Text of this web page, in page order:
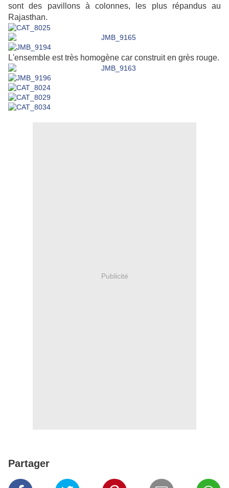
sont des pavillons à colonnes, les plus répandus au
Rajasthan.
L'ensemble est très homogène car construit en grès rouge.
Publicité
Partager